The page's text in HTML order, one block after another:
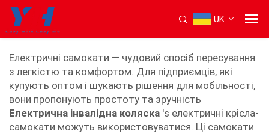
UK
електричний скутер-крісло
Електричні самокати — чудовий спосіб пересування
з легкістю та комфортом. Для підприємців, які
купують оптом і шукають рішення для мобільності,
вони пропонують простоту та зручність
Електрична інвалідна коляска 's електричні крісла-
самокати можуть використовуватися. Ці самокати